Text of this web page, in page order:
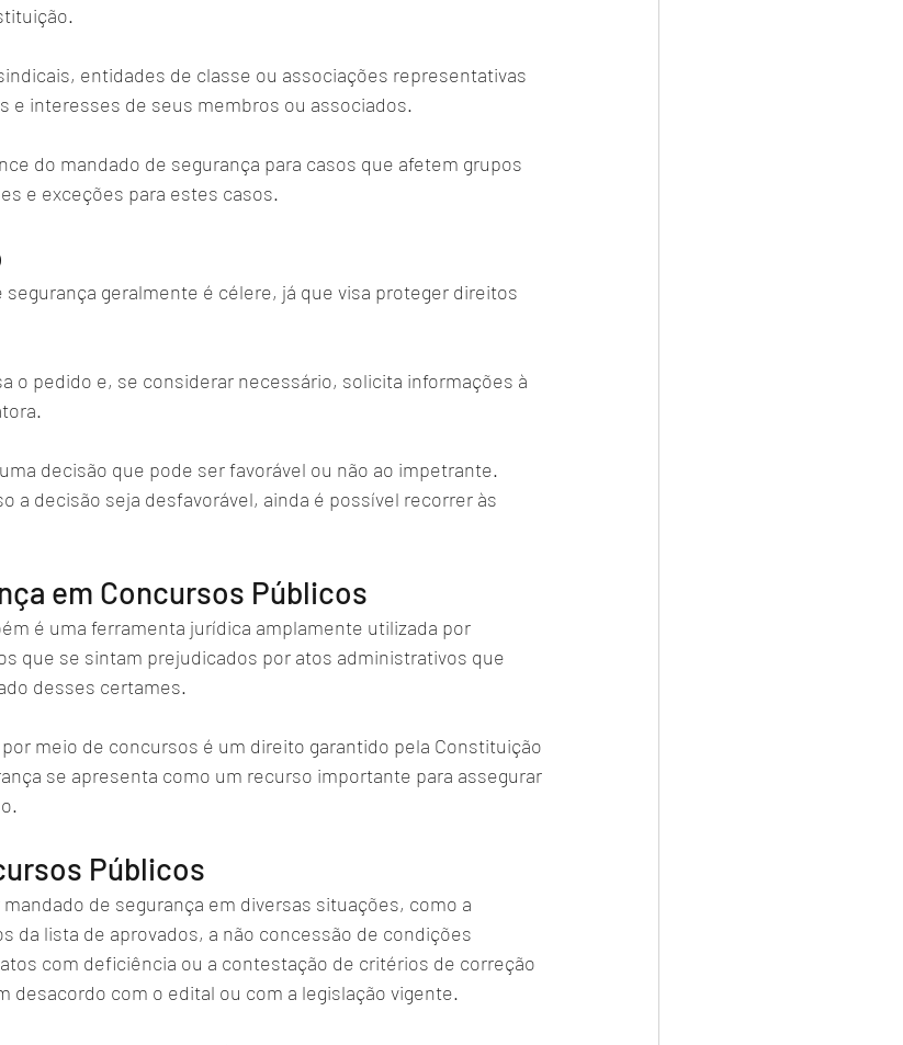
entidades de classe ou associações representativas
e interesses de seus membros ou associados.
do mandado de segurança para casos que afetem grupos
e exceções para estes casos.
geralmente é célere, já que visa proteger direitos
o pedido e, se considerar necessário, solicita informações à
decisão que pode ser favorável ou não ao impetrante.
a decisão seja desfavorável, ainda é possível recorrer às
em Concursos Públicos
é uma ferramenta jurídica amplamente utilizada por
que se sintam prejudicados por atos administrativos que
desses certames.
meio de concursos é um direito garantido pela Constituição
se apresenta como um recurso importante para assegurar
Públicos
de segurança em diversas situações, como a
da lista de aprovados, a não concessão de condições
com deficiência ou a contestação de critérios de correção
desacordo com o edital ou com a legislação vigente.